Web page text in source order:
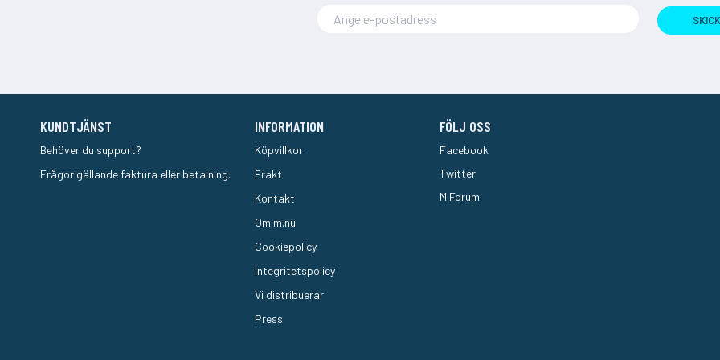
KUNDTJÄNST
Behöver du support?
Frågor gällande faktura eller betalning.
INFORMATION
Köpvillkor
Frakt
Kontakt
Om m.nu
Cookiepolicy
Integritetspolicy
Vi distribuerar
Press
FÖLJ OSS
Facebook
Twitter
M Forum